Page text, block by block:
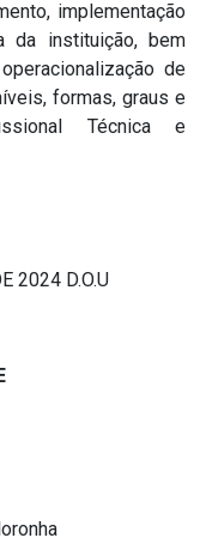
implementação
da instituição, bem
de
formas, graus e
Técnica e
2024 D.O.U